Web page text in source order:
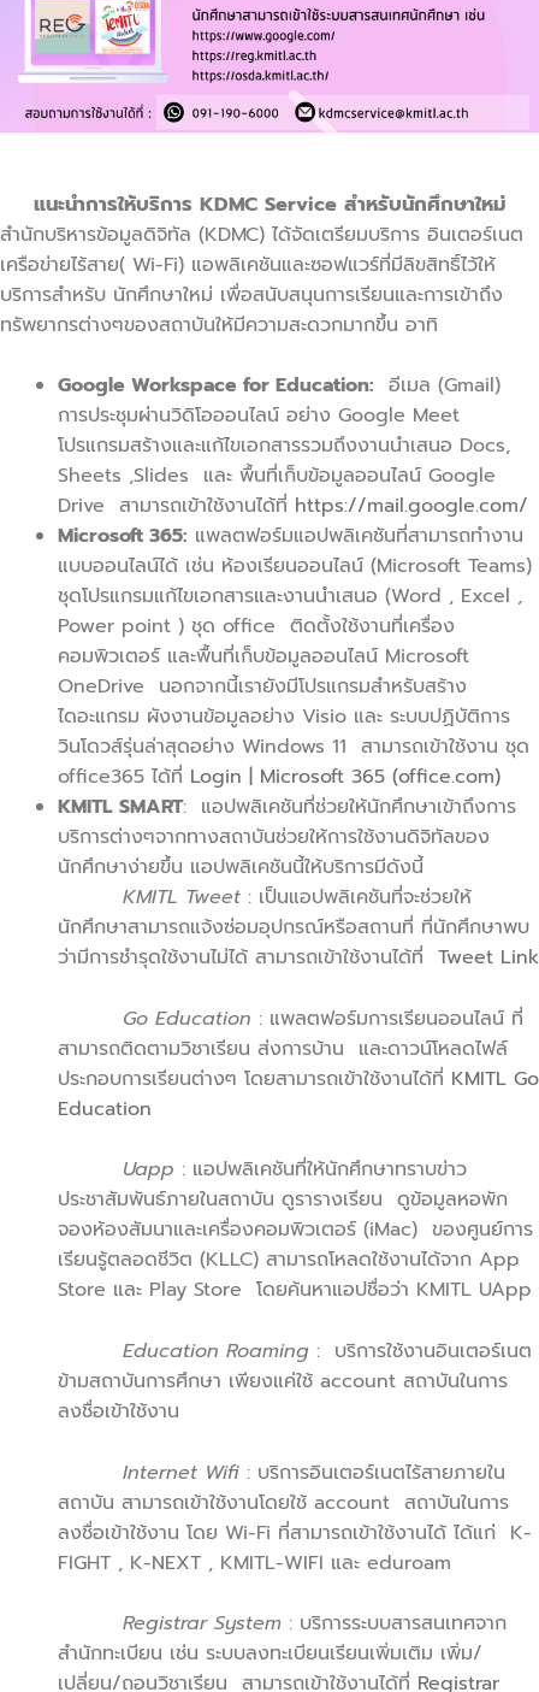
แนะนำการให้บริการ KDMC Service สำหรับนักศึกษาใหม่
สำนักบริหารข้อมูลดิจิทัล (KDMC) ได้จัดเตรียมบริการ อินเตอร์เนต
เครือข่ายไร้สาย( Wi-Fi) แอพลิเคชันและซอฟแวร์ที่มีลิขสิทธิ์ไว้ให้
บริการสำหรับ นักศึกษาใหม่ เพื่อสนับสนุนการเรียนและการเข้าถึง
ทรัพยากรต่างๆของสถาบันให้มีความสะดวกมากขึ้น อาทิ
Google Workspace for Education: อีเมล (Gmail)
การประชุมผ่านวิดิโอออนไลน์ อย่าง Google Meet
โปรแกรมสร้างและแก้ไขเอกสารรวมถึงงานนำเสนอ Docs,
Sheets ,Slides และ พื้นที่เก็บข้อมูลออนไลน์ Google
Drive สามารถเข้าใช้งานได้ที่ https://mail.google.com/
Microsoft 365: แพลตฟอร์มแอปพลิเคชันที่สามารถทำงาน
แบบออนไลน์ได้ เช่น ห้องเรียนออนไลน์ (Microsoft Teams)
ชุดโปรแกรมแก้ไขเอกสารและงานนำเสนอ (Word , Excel ,
Power point ) ชุด office ติดตั้งใช้งานที่เครื่อง
คอมพิวเตอร์ และพื้นที่เก็บข้อมูลออนไลน์ Microsoft
OneDrive นอกจากนี้เรายังมีโปรแกรมสำหรับสร้าง
ไดอะแกรม ผังงานข้อมูลอย่าง Visio และ ระบบปฏิบัติการ
วินโดวส์รุ่นล่าสุดอย่าง Windows 11 สามารถเข้าใช้งาน ชุด
office365 ได้ที่ Login | Microsoft 365 (office.com)
KMITL SMART: แอปพลิเคชันที่ช่วยให้นักศึกษาเข้าถึงการ
บริการต่างๆจากทางสถาบันช่วยให้การใช้งานดิจิทัลของ
นักศึกษาง่ายขึ้น แอปพลิเคชันนี้ให้บริการมีดังนี้
KMITL Tweet : เป็นแอปพลิเคชันที่จะช่วยให้
นักศึกษาสามารถแจ้งซ่อมอุปกรณ์หรือสถานที่ ที่นักศึกษาพบ
ว่ามีการชำรุดใช้งานไม่ได้ สามารถเข้าใช้งานได้ที่ Tweet Link
Go Education : แพลตฟอร์มการเรียนออนไลน์ ที่
สามารถติดตามวิชาเรียน ส่งการบ้าน และดาวน์โหลดไฟล์
ประกอบการเรียนต่างๆ โดยสามารถเข้าใช้งานได้ที่ KMITL Go
Education
Uapp : แอปพลิเคชันที่ให้นักศึกษาทราบข่าว
ประชาสัมพันธ์ภายในสถาบัน ดูรารางเรียน ดูข้อมูลหอพัก
จองห้องสัมนาและเครื่องคอมพิวเตอร์ (iMac) ของศูนย์การ
เรียนรู้ตลอดชีวิต (KLLC) สามารถโหลดใช้งานได้จาก App
Store และ Play Store โดยค้นหาแอปชื่อว่า KMITL UApp
Education Roaming : บริการใช้งานอินเตอร์เนต
ข้ามสถาบันการศึกษา เพียงแค่ใช้ account สถาบันในการ
ลงชื่อเข้าใช้งาน
Internet Wifi : บริการอินเตอร์เนตไร้สายภายใน
สถาบัน สามารถเข้าใช้งานโดยใช้ account สถาบันในการ
ลงชื่อเข้าใช้งาน โดย Wi-Fi ที่สามารถเข้าใช้งานได้ ได้แก่ K-
FIGHT , K-NEXT , KMITL-WIFI และ eduroam
Registrar System : บริการระบบสารสนเทศจาก
สำนักทะเบียน เช่น ระบบลงทะเบียนเรียนเพิ่มเติม เพิ่ม/
เปลี่ยน/ถอนวิชาเรียน สามารถเข้าใช้งานได้ที่ Registrar